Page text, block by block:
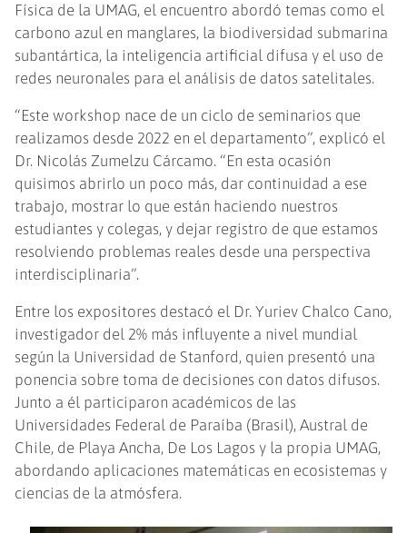
Física de la UMAG, el encuentro abordó temas como el
carbono azul en manglares, la biodiversidad submarina
subantártica, la inteligencia artificial difusa y el uso de
redes neuronales para el análisis de datos satelitales.
“Este workshop nace de un ciclo de seminarios que
realizamos desde 2022 en el departamento”, explicó el
Dr. Nicolás Zumelzu Cárcamo. “En esta ocasión
quisimos abrirlo un poco más, dar continuidad a ese
trabajo, mostrar lo que están haciendo nuestros
estudiantes y colegas, y dejar registro de que estamos
resolviendo problemas reales desde una perspectiva
interdisciplinaria”.
Entre los expositores destacó el Dr. Yuriev Chalco Cano,
investigador del 2% más influyente a nivel mundial
según la Universidad de Stanford, quien presentó una
ponencia sobre toma de decisiones con datos difusos.
Junto a él participaron académicos de las
Universidades Federal de Paraíba (Brasil), Austral de
Chile, de Playa Ancha, De Los Lagos y la propia UMAG,
abordando aplicaciones matemáticas en ecosistemas y
ciencias de la atmósfera.